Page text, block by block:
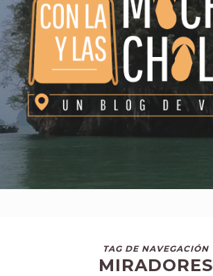
TAG DE NAVEGACIÓN
MIRADORES